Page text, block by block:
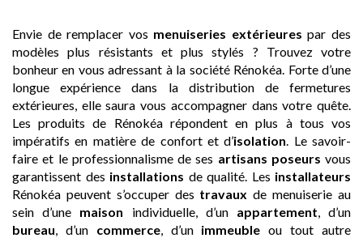
Envie de remplacer vos menuiseries extérieures par des
modèles plus résistants et plus stylés ? Trouvez votre
bonheur en vous adressant à la société Rénokéa. Forte d’une
longue expérience dans la distribution de fermetures
extérieures, elle saura vous accompagner dans votre quête.
Les produits de Rénokéa répondent en plus à tous vos
impératifs en matière de confort et d’isolation . Le savoir-
faire et le professionnalisme de ses artisans poseurs vous
garantissent des installations de qualité. Les installateurs
Rénokéa peuvent s’occuper des travaux de menuiserie au
sein d’une maison individuelle, d’un appartement , d’un
bureau , d’un commerce, d’un immeuble ou tout autre